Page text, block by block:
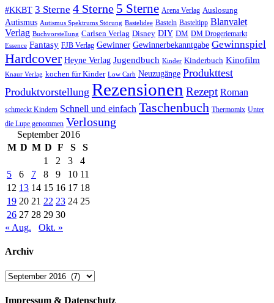
#KKBT 3 Sterne 4 Sterne 5 Sterne Arena Verlag Auslosung
Autismus Autismus Spektrums Störung Bastelidee Basteln Basteltipp Blanvalet
Verlag Buchvorstellung Carlsen Verlag Disney DIY DM DM Drogeriemarkt
Essence Fantasy FJB Verlag Gewinner Gewinnerbekanntgabe Gewinnspiel
Hardcover Heyne Verlag Jugendbuch Kinder Kinderbuch Kinofilm
Knaur Verlag kochen für Kinder Low Carb Neuzugänge Produkttest
Produktvorstellung Rezensionen Rezept Roman
schmeckt Kindern Schnell und einfach Taschenbuch Thermomix Unter
die Lupe genommen Verlosung
September 2016
M D M D F S
S
1
2 3
4
5
6 7 8 9 10 11
12 13 14 15 16 17 18
19 20 21 22 23 24 25
26 27 28 29 30
« Aug.
Okt. »
Archiv
Archiv
Impressum & Datenschutz